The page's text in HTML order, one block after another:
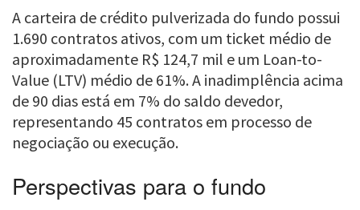
A carteira de crédito pulverizada do fundo possui
1.690 contratos ativos, com um ticket médio de
aproximadamente R$ 124,7 mil e um Loan-to-
Value (LTV) médio de 61%. A inadimplência acima
de 90 dias está em 7% do saldo devedor,
representando 45 contratos em processo de
negociação ou execução.
Perspectivas para o fundo